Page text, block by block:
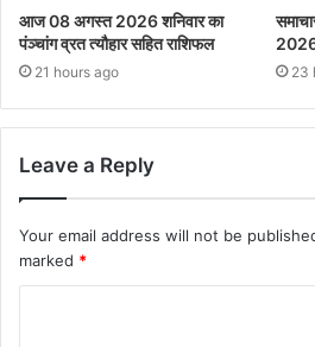
आज 08 अगस्त 2026‌ शनिवार का
पंञ्चांग व्रत त्यौहार सहित राशिफल
21 hours ago
2026
23
Leave a Reply
Your email address will not be
marked *